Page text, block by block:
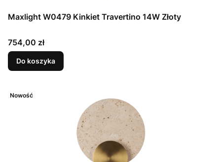
Maxlight W0479 Kinkiet Travertino 14W Złoty
Cena
754,00 zł
Do koszyka
Nowość